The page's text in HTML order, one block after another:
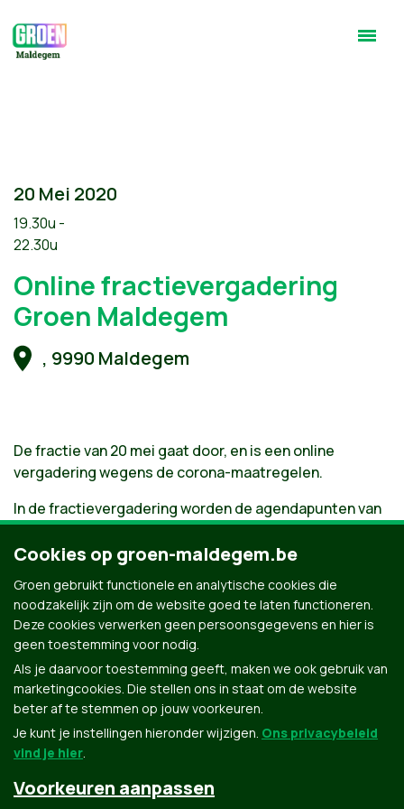
20 Mei 2020
19.30u -
22.30u
Online fractievergadering
Groen Maldegem
, 9990 Maldegem
De fractie van 20 mei gaat door, en is een online
vergadering wegens de corona-maatregelen.
In de fractievergadering worden de agendapunten van
de komende Gemeenteraad en OCMW-raad overlopen
en besproken. Het standpunt van Groen Maldegem
vragen en tussenkomsten van onze mandatarissen
worden voorbereid. Ook is er ruimte voor extra
agendapunten in deze vergadering.
Groen.be
Cookies op groen-maldegem.be
Groen gebruikt functionele en analytische cookies die
noodzakelijk zijn om de website goed te laten functioneren.
Deze cookies verwerken geen persoonsgegevens en hier is
geen toestemming voor nodig.
Als je daarvoor toestemming geeft, maken we ook gebruik van
marketingcookies. Die stellen ons in staat om de website
beter af te stemmen op jouw voorkeuren.
Je kunt je instellingen hieronder wijzigen. Ons privacybeleid
vind je hier.
Voorkeuren aanpassen